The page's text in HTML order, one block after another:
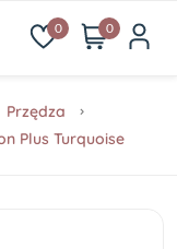
0 0
Przędza
Plus Turquoise